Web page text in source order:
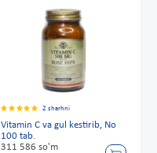
2 sharhni
Vitamin C va gul kestirib, No
100 tab.
311 586 so'm